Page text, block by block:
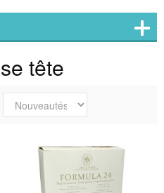
tête